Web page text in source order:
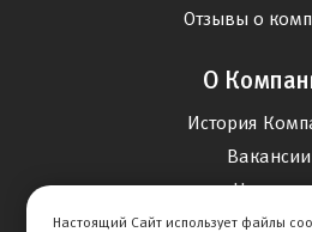
Отзывы о
О
История
Вакансии
Новости
Настоящий Сайт использует файлы